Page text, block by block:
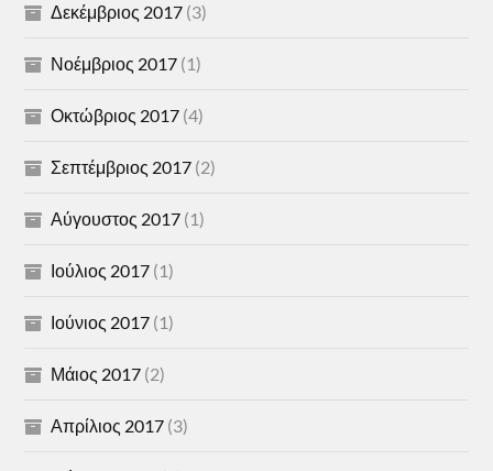
Δεκέμβριος 2017 (3)
Νοέμβριος 2017 (1)
Οκτώβριος 2017 (4)
Σεπτέμβριος 2017 (2)
Αύγουστος 2017 (1)
Ιούλιος 2017 (1)
Ιούνιος 2017 (1)
Μάιος 2017 (2)
Απρίλιος 2017 (3)